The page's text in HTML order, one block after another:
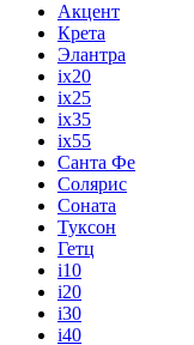
Акцент
Крета
Элантра
ix20
ix25
ix35
ix55
Санта Фе
Солярис
Соната
Туксон
Гетц
i10
i20
i30
i40